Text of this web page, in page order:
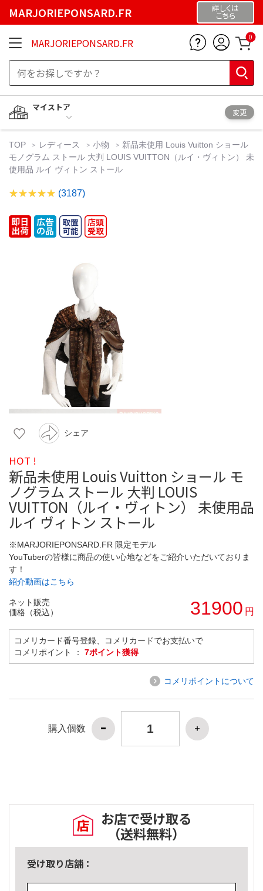
MARJORIEPONSARD.FR 詳しくは
こちら
MARJORIEPONSARD.FR 0
マイストア
変更
TOP レディース 小物
新品未使用 Louis Vuitton ショール
モノグラム ストール 大判 LOUIS VUITTON（ルイ・ヴィトン） 未
使用品 ルイ ヴィトン ストール
(3187)
シェア
HOT !
新品未使用 Louis Vuitton ショール モ
ノグラム ストール 大判 LOUIS
VUITTON（ルイ・ヴィトン） 未使用品
ルイ ヴィトン ストール
※MARJORIEPONSARD.FR 限定モデル
YouTuberの皆様に商品の使い心地などをご紹介いただいておりま
す！
紹介動画はこちら
ネット販売
価格（税込）
31900 円
コメリカード番号登録、コメリカードでお支払いで
コメリポイント ： 7ポイント獲得
コメリポイントについて
購入個数
お店で受け取る
（送料無料）
受け取り店舗：